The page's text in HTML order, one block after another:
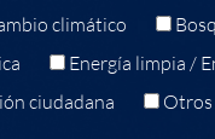
climático
Energía limpia /
ciudadana Otros